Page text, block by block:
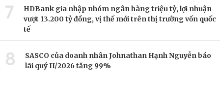
7
HDBank gia nhập nhóm ngân hàng triệu tỷ, lợi nhuận
vượt 13.200 tỷ đồng, vị thế mới trên thị trường vốn quốc
tế
8
SASCO của doanh nhân Johnathan Hạnh Nguyễn báo
lãi quý II/2026 tăng 99%